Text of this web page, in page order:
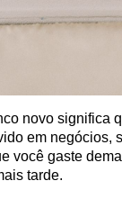
novo significa
em negócios,
você gaste
tarde.